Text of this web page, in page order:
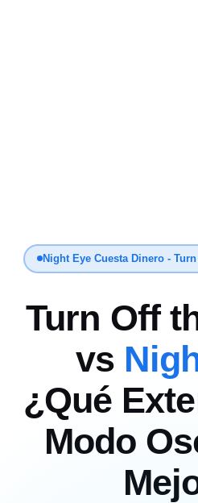
Night Eye Cuesta Dinero -
Turn Off
vs
¿Qué
Modo